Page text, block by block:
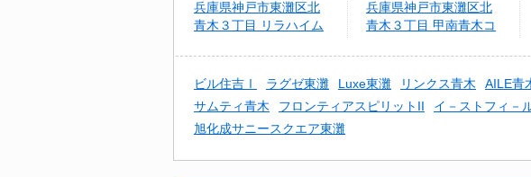
兵庫県神戸市東灘区北
青木３丁目 リラハイム
兵庫県神戸市東灘区北
青木３丁目 甲南青木コ
ビル住吉Ⅰ ラグゼ東灘 Luxe東灘 リンクス青木 AILE青
サムティ青木
フロンティアスピリットII イ－ストフィ－
旭化成サニースクエア東灘